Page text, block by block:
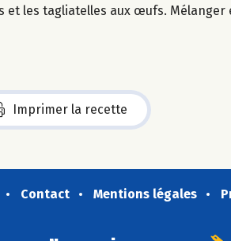
et les tagliatelles aux œufs.
Imprimer la recette
Contact Mentions légales